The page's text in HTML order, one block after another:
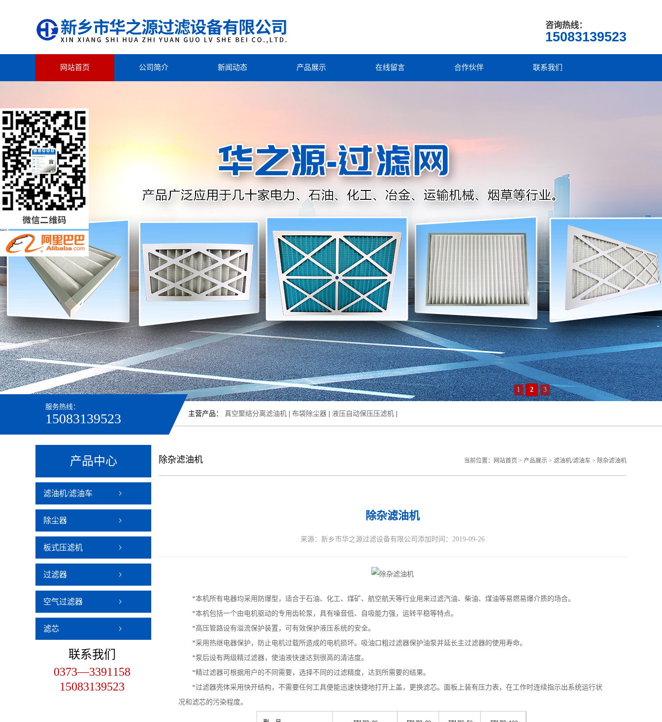
咨询热线：
15083139523
网站首页 公司简介 新闻动态 产品展示 在线留言 合作伙伴 联系我们
1 2 3
服务热线：
15083139523 主营产品： 真空聚结分离滤油机 布袋除尘器 液压自动保压压滤机
产品中心
滤油机/滤油车
除尘器
板式压滤机
过滤器
空气过滤器
滤芯
联系我们
0373—3391158
15083139523
除杂滤油机 当前位置： 网站首页 > 产品展示 > 滤油机/滤油车 > 除杂滤油机
除杂滤油机
来源：新乡市华之源过滤设备有限公司添加时间：2019-09-26
*本机所有电器均采用防爆型，适合于石油、化工、煤矿、航空航天等行业用来过滤汽油、柴油、煤油等易燃易爆介质的场合。
*本机包括一个由电机驱动的专用齿轮泵，具有噪音低、自吸能力强，运转平稳等特点。
*高压管路设有溢流保护装置，可有效保护液压系统的安全。
*采用热继电器保护，防止电机过载所造成的电机损坏。吸油口粗过滤器保护油泵并延长主过滤器的使用寿命。
*泵后设有两级精过滤器，使油液快速达到很高的清洁度。
*精过滤器可根据用户的不同需要，选择不同的过滤精度，达到所需要的结果。
*过滤器壳体采用快开结构，不需要任何工具便能迅速快捷地打开上盖，更换滤芯。面板上装有压力表，在工作时连续指示出系统运行状
况和滤芯的污染程度。